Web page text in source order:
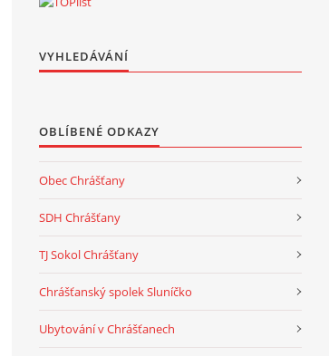
VYHLEDÁVÁNÍ
OBLÍBENÉ ODKAZY
Obec Chrášťany
SDH Chrášťany
TJ Sokol Chrášťany
Chrášťanský spolek Sluníčko
Ubytování v Chrášťanech